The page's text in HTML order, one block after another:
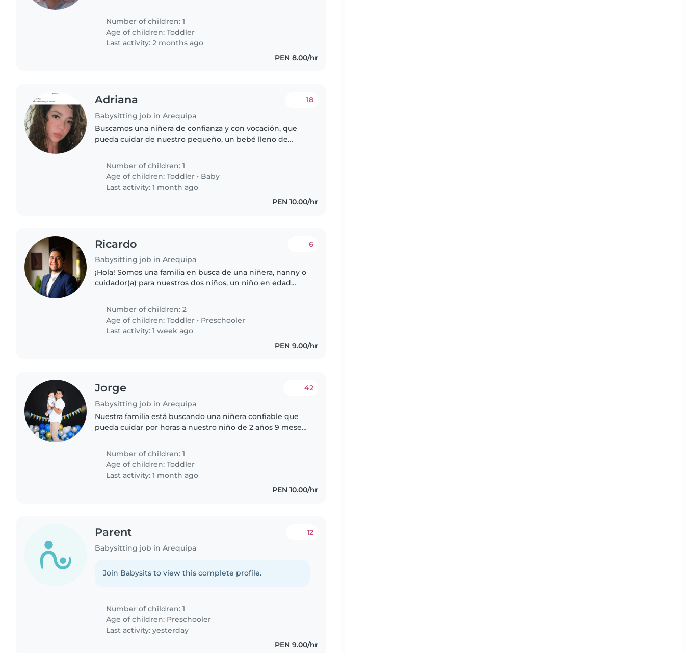
consideramos como parte..
Number of children: 1
Age of children:Toddler
Last activity: 2 months ago
PEN 8.00/hr
Adriana
Babysitting job in Arequipa
18
Buscamos una niñera de confianza y con vocación, que
pueda cuidar de nuestro pequeño, un bebé lleno de
Number of children: 1
Age of children:Toddler • Baby
Last activity: 1 month ago
PEN 10.00/hr
Ricardo
Babysitting job in Arequipa
6
¡Hola! Somos una familia en busca de una niñera, nanny o
cuidador(a) para nuestros dos niños, un niño en edad
hijos son muy energéticos,..
Number of children: 2
Age of children:Toddler • Preschooler
Last activity: 1 week ago
PEN 9.00/hr
Jorge
Babysitting job in Arequipa
42
Nuestra familia está buscando una niñera confiable que
pueda cuidar por horas a nuestro niño de 2 años 9 meses.
mascotas y que..
Number of children: 1
Age of children:Toddler
Last activity: 1 month ago
PEN 10.00/hr
Parent
Babysitting job in Arequipa
12
Join Babysits to view this complete profile.
Number of children: 1
Age of children: Preschooler
Last activity: yesterday
PEN 9.00/hr